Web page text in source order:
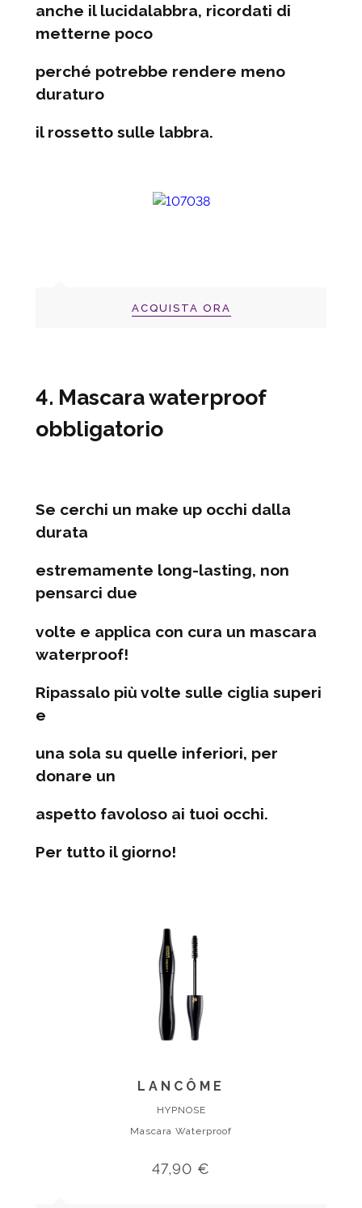
anche il lucidalabbra, ricordati di
metterne poco
perché potrebbe rendere meno
duraturo
il rossetto sulle labbra.
ACQUISTA ORA
4. Mascara waterproof
obbligatorio
Se cerchi un make up occhi dalla
durata
estremamente long-lasting, non
pensarci due
volte e applica con cura un mascara
waterproof!
Ripassalo più volte sulle ciglia superi
e
una sola su quelle inferiori, per
donare un
aspetto favoloso ai tuoi occhi.
Per tutto il giorno!
LANCÔME
HYPNOSE
Mascara Waterproof
47,90 €